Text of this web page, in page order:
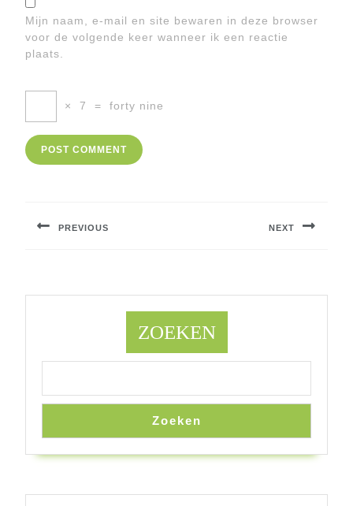
Mijn naam, e-mail en site bewaren in deze browser
voor de volgende keer wanneer ik een reactie
plaats.
× 7 = forty nine
PREVIOUS NEXT
ZOEKEN
Zoeken